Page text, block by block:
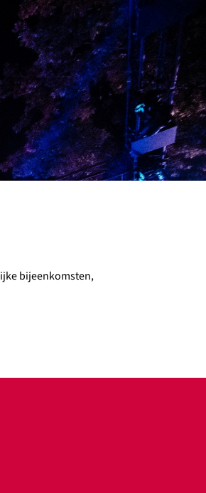
bijeenkomsten,